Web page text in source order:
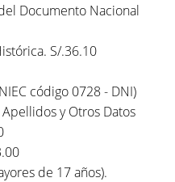
Documento Nacional
S/.36.10
código 0728 - DNI)
y Otros Datos
de 17 años).